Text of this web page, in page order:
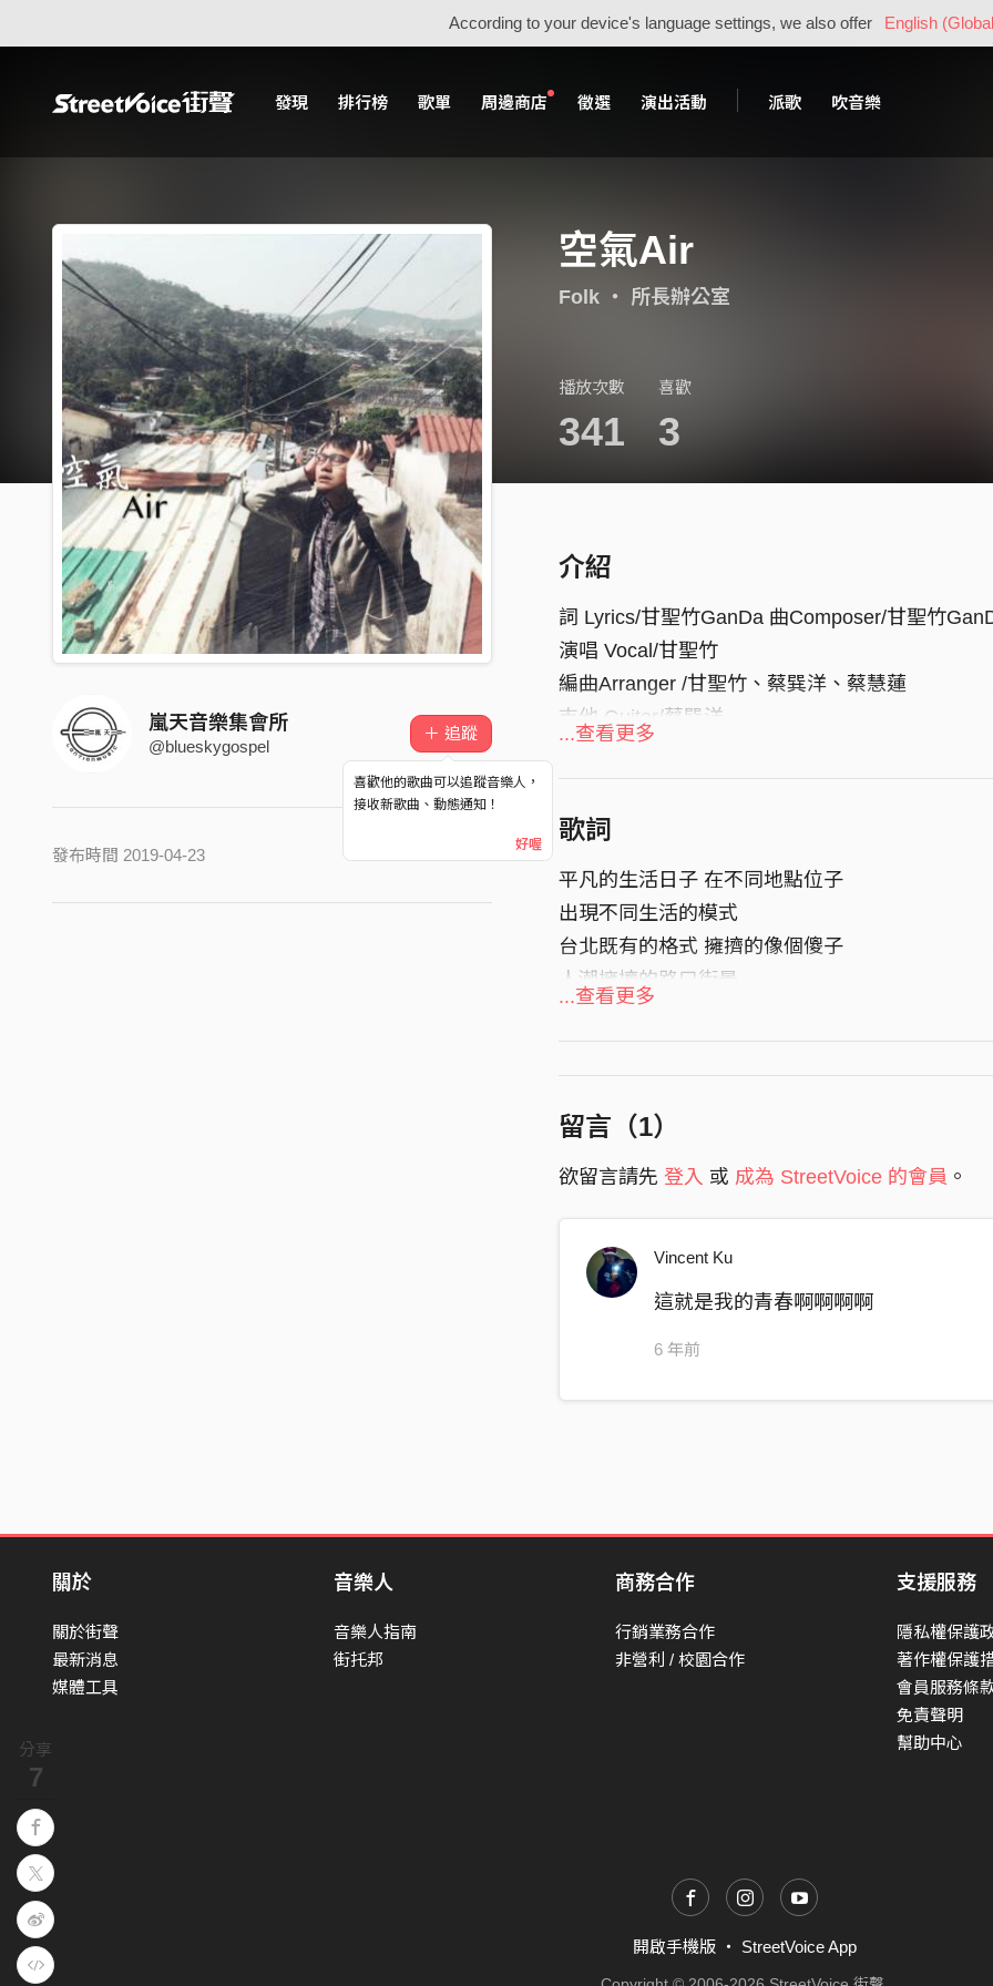
According to your device's language settings, we also offer English
發現 排行榜 歌單 周邊商店 徵選 演出活動 派歌 吹音樂
分享
7
空氣Air
Folk・ 所長辦公室
播放次數
341
喜歡
3
嵐天音樂集會所
@blueskygospel
＋ 追蹤
喜歡他的歌曲可以追蹤音樂人，
接收新歌曲、動態通知！
好喔
發布時間 2019-04-23
介紹
詞 Lyrics/甘聖竹GanDa 曲Composer/甘聖竹
演唱 Vocal/甘聖竹
編曲Arranger /甘聖竹、蔡巽洋、蔡慧蓮
吉他 Guitar/蔡巽洋
大提琴 Cello/蔡慧蓮
合聲 Harmony/甘聖竹
配唱製作 Vocal Production/芭塔
錄音室 Studio/IMPACT錄音室
混音Mixing/甘聖竹
敘述了心情彷彿隨環境而改變的濕度、溫度甚
結合，如同音波的震動依附著風給予聆聽者的訊
...查看更多
歌詞
平凡的生活日子 在不同地點位子
出現不同生活的模式
台北既有的格式 擁擠的像個傻子
人潮擁擠的路口街景
在我居住的房子 始終都需要被子
一個北方偏北的故事
默默無聞的樣子 一天又一天寫字
一張又一張的嘗試
這裏生活的空氣 創造不的同經歷
呼吸這裡的空氣 寫出這裡的氣息
我所出生的城市 沒有高樓到處聳立
是純樸相互關照的貼近
夕陽落下的此時 世界全然的安靜
單純坐在田裡的椅子
按著電腦的手指 寫出今天的故事
...查看更多
留言（1）
欲留言請先 登入 或 成為 StreetVoice 的會員 。
Vincent Ku
這就是我的青春啊啊啊啊
6 年前
關於
關於街聲
最新消息
媒體工具
音樂人
音樂人指南
街托邦
商務合作
行銷業務合作
非營利 / 校園合作
支援服務
隱私權保護
著作權保護
會員服務條
免責聲明
幫助中心
開啟手機版 ・ StreetVoice App